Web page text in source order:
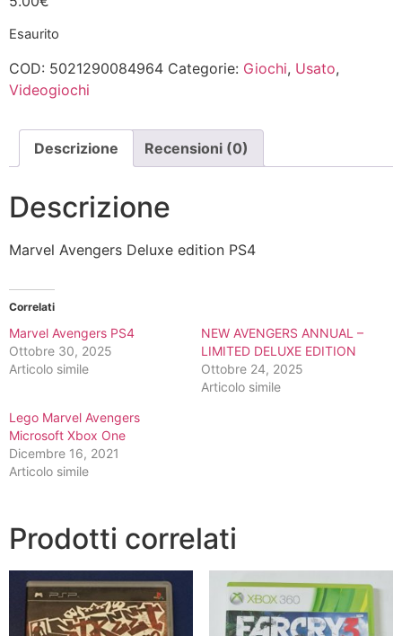
Esaurito
COD: 5021290084964 Categorie: Giochi, Usato,
Videogiochi
Descrizione Recensioni (0)
Descrizione
Marvel Avengers Deluxe edition PS4
Correlati
Marvel Avengers PS4
Ottobre 30, 2025
Articolo simile
NEW AVENGERS ANNUAL –
LIMITED DELUXE EDITION
Ottobre 24, 2025
Articolo simile
Lego Marvel Avengers
Microsoft Xbox One
Dicembre 16, 2021
Articolo simile
Prodotti correlati